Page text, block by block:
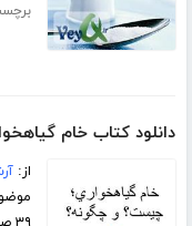
دانلود کتاب خام
از: